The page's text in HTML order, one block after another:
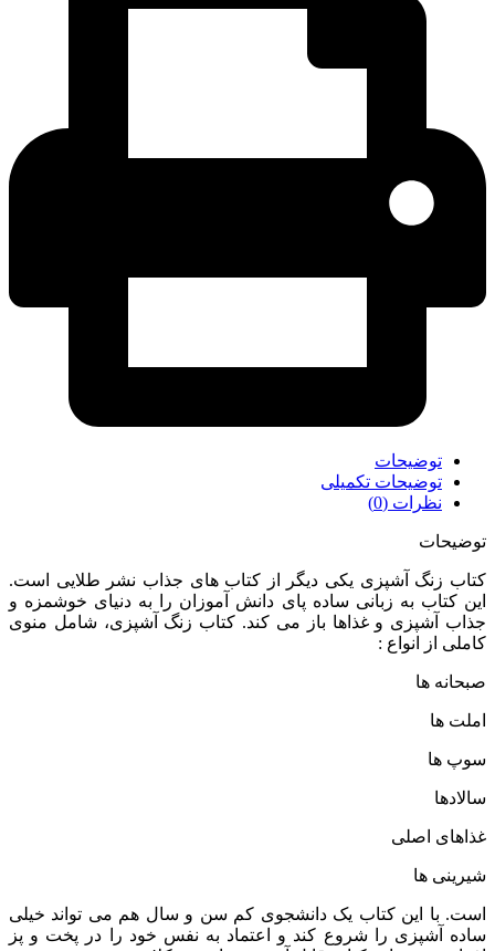
توضیحات
توضیحات تکمیلی
نظرات (0)
توضیحات
کتاب زنگ آشپزی یکی دیگر از کتاب های جذاب نشر طلایی است.
این کتاب به زبانی ساده پای دانش آموزان را به دنیای خوشمزه و
جذاب آشپزی و غذاها باز می کند. کتاب زنگ آشپزی، شامل منوی
کاملی از انواع :
صبحانه ها
املت ها
سوپ ها
سالادها
غذاهای اصلی
شیرینی ها
است. با این کتاب یک دانشجوی کم سن و سال هم می تواند خیلی
ساده آشپزی را شروع کند و اعتماد به نفس خود را در پخت و پز